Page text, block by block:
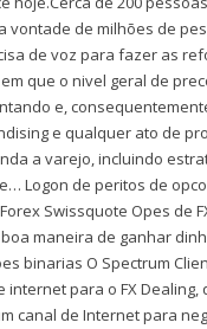
vontade de milhões de
de voz para fazer as
que o nivel geral de
e,
e qualquer ato de
a varejo, incluindo
Logon de peritos de
Swissquote Opes de
maneira de ganhar
binarias O Spectrum
internet para o FX Dealing,
canal de Internet para